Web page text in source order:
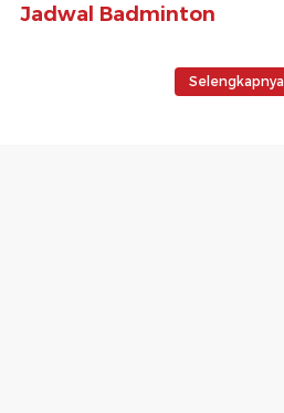
Jadwal Badminton
Selengkapnya